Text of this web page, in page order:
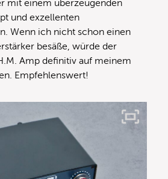
mit einem überzeugenden
und exzellenten
Wenn ich nicht schon einen
besäße, würde der
Amp definitiv auf meinem
Empfehlenswert!